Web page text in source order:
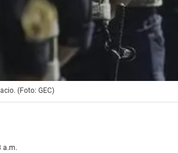
(Foto: GEC)
a.m.